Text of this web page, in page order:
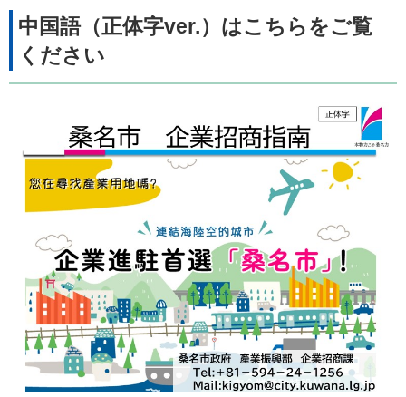
中国語（正体字ver.）はこちらをご覧
ください